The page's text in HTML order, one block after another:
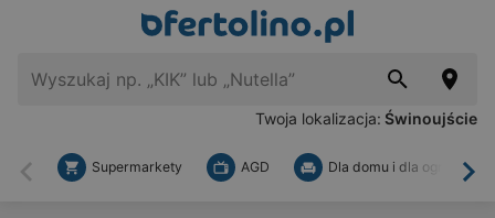
Twoja lokalizacja: Świnoujście
Wstecz
Supermarkety AGD Dla domu i dla ogrodu